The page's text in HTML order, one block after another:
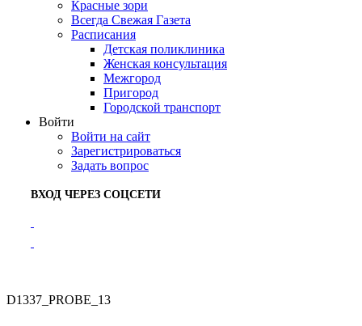
Красные зори
Всегда Свежая Газета
Расписания
Детская поликлиника
Женская консультация
Межгород
Пригород
Городской транспорт
Войти
Войти на сайт
Зарегистрироваться
Задать вопрос
ВХОД ЧЕРЕЗ СОЦСЕТИ